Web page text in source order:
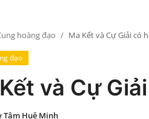
hoàng đạo Ma Kết và Cự Giải có
đạo
và Cự
Tâm Huệ Minh